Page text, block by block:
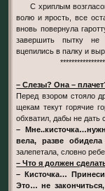
С хриплым возгласом Эшфорд рванул вперед, вложив в бросок всю
волю и ярость, все
вновь повернула
завершить пытку не
вцепились в палку и
– Слезы? Она –
Перед взором стояло
щекам текут горячие
обхватил, дабы не дать
–
вела, разве
залепетала, словно
– Что я должен
– Кисточка…
Это… не